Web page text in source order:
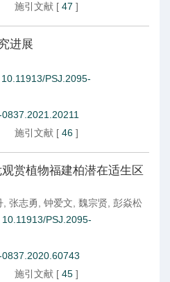
施引文献 [ 47 ]
进展
10.11913/PSJ.2095-
施引文献 [ 46 ]
赏植物福建柏潜在适生区
张志勇 钟爱文 魏宗贤 彭焱松
10.11913/PSJ.2095-
施引文献 [ 45 ]